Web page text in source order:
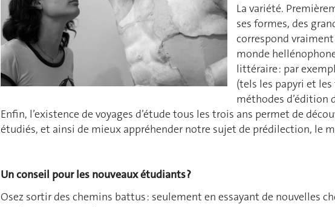
La variété.
ses formes, des
correspond
monde
littéraire : par
(tels les papyri et
méthodes d’édition
Enfin, l’existence de voyages d’étude tous les trois ans permet de
étudiés, et ainsi de mieux appréhender notre sujet de prédilection, le
Un conseil pour les nouveaux étudiants ?
Osez sortir des chemins battus : seulement en essayant de nouvelles